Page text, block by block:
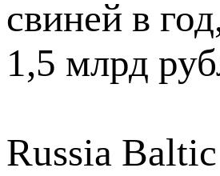
свиней в
1,5 млрд
Russia